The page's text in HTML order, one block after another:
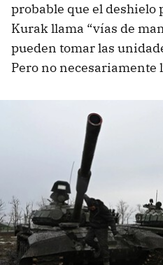
probable que el deshielo
Kurak llama “vías de
pueden tomar las
Pero no necesariamente